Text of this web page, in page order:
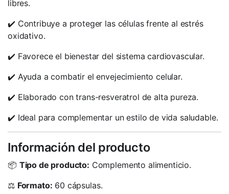
libres.
✔️ Contribuye a proteger las células frente al estrés
oxidativo.
✔️ Favorece el bienestar del sistema cardiovascular.
✔️ Ayuda a combatir el envejecimiento celular.
✔️ Elaborado con trans-resveratrol de alta pureza.
✔️ Ideal para complementar un estilo de vida saludable.
Información del producto
📦 Tipo de producto: Complemento alimenticio.
⚖️ Formato: 60 cápsulas.